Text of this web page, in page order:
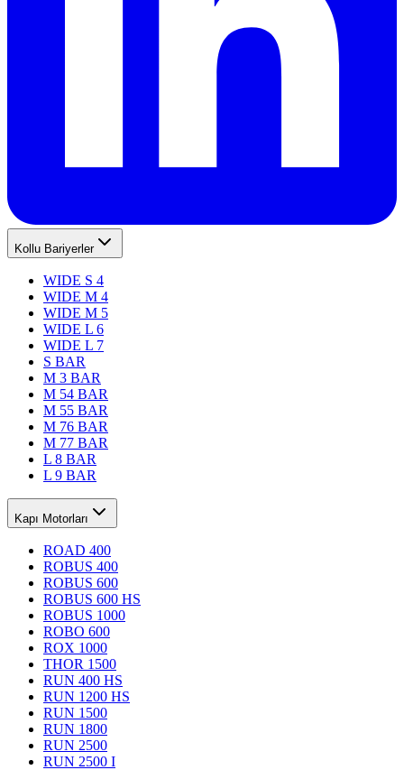
Kollu Bariyerler
WIDE S 4
WIDE M 4
WIDE M 5
WIDE L 6
WIDE L 7
S BAR
M 3 BAR
M 54 BAR
M 55 BAR
M 76 BAR
M 77 BAR
L 8 BAR
L 9 BAR
Kapı Motorları
ROAD 400
ROBUS 400
ROBUS 600
ROBUS 600 HS
ROBUS 1000
ROBO 600
ROX 1000
THOR 1500
RUN 400 HS
RUN 1200 HS
RUN 1500
RUN 1800
RUN 2500
RUN 2500 I